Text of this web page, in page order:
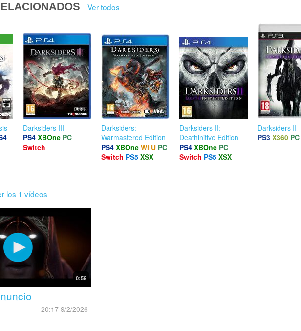
Ver todos
Darksiders III
PS4 XBOne PC
Switch
Darksiders:
Warmastered Edition
PS4 XBOne WiiU PC
Switch PS5 XSX
Darksiders II:
Deathinitive Edition
PS4 XBOne PC
Switch PS5 XSX
Darksiders II
PS3 X360 PC
los 1 vídeos
0:59
20:17 9/2/2026